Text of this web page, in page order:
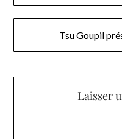
de
l’articleTsu Goupil
Laisser